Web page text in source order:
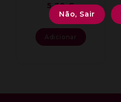
5,30€
IVA inc.
Adicionar
Não, Sair